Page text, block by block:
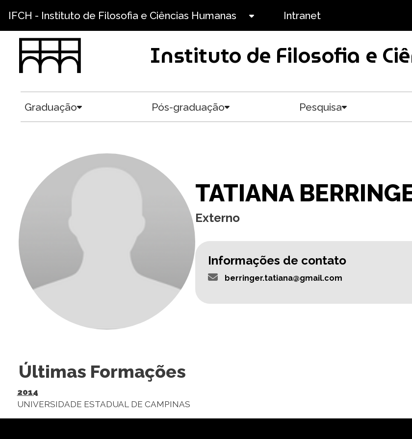
IFCH - Instituto de Filosofia e Ciências Humanas Intranet
Instituto de Filosofia e
Graduação Pós-graduação Pesquisa
TATIANA
Externo
Informações de contato
berringer.tatiana@gmail.com
Últimas Formações
2014
UNIVERSIDADE ESTADUAL DE CAMPINAS